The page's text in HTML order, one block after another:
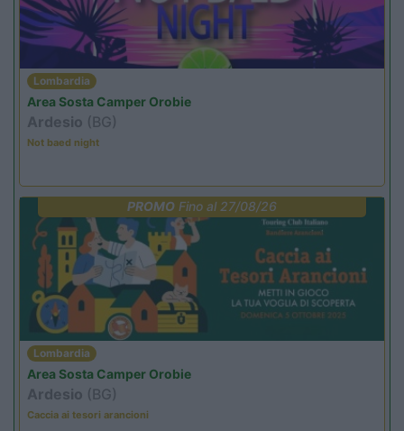
Lombardia
Area Sosta Camper Orobie
Ardesio (BG)
Not baed night
PROMOFino al 27/08/26
Lombardia
Area Sosta Camper Orobie
Ardesio (BG)
Caccia ai tesori arancioni